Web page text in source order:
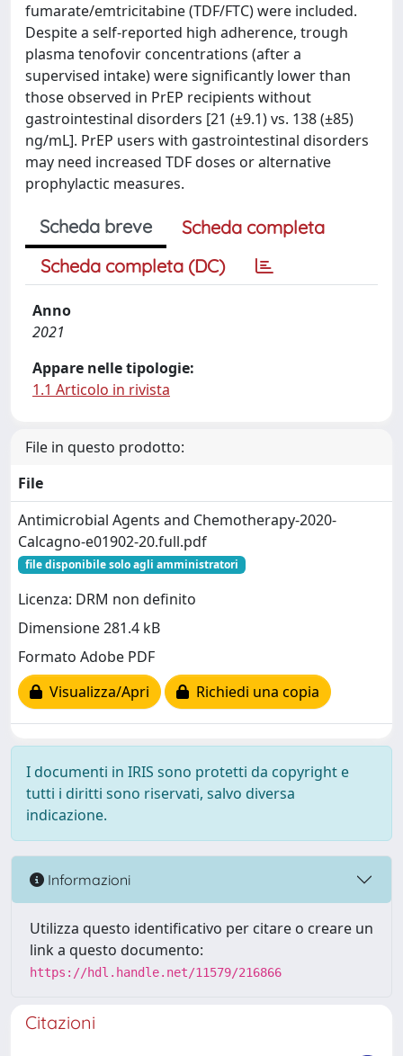
fumarate/emtricitabine (TDF/FTC) were included.
Despite a self-reported high adherence, trough
plasma tenofovir concentrations (after a
supervised intake) were significantly lower than
those observed in PrEP recipients without
gastrointestinal disorders [21 (±9.1) vs. 138 (±85)
ng/mL]. PrEP users with gastrointestinal disorders
may need increased TDF doses or alternative
prophylactic measures.
Scheda breve
Scheda completa
Scheda completa (DC)
Anno
2021
Appare nelle tipologie:
1.1 Articolo in rivista
File in questo prodotto:
File
Antimicrobial Agents and Chemotherapy-2020-
Calcagno-e01902-20.full.pdf
file disponibile solo agli amministratori
Licenza: DRM non definito
Dimensione 281.4 kB
Formato Adobe PDF
Visualizza/Apri
Richiedi una copia
I documenti in IRIS sono protetti da copyright e
tutti i diritti sono riservati, salvo diversa
indicazione.
Informazioni
Utilizza questo identificativo per citare o creare un
link a questo documento:
https://hdl.handle.net/11579/216866
Citazioni